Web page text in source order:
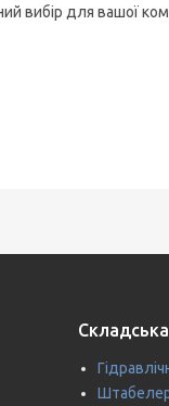
вибір для вашої
Складська